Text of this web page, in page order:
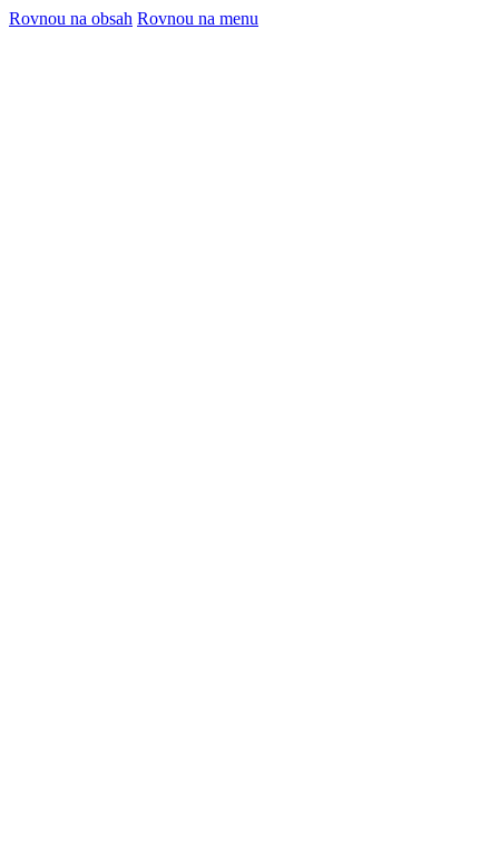
Rovnou na obsah Rovnou na menu